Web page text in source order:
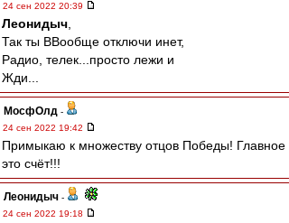
24 сен 2022 20:39
Леонидыч
Так ты ВВообще отключи инет,
Радио, телек...просто лежи и
Жди...
МосфОлд -
24 сен 2022 19:42
Примыкаю к множеству отцов Победы! Главное
это счёт!!!
Леонидыч -
24 сен 2022 19:18